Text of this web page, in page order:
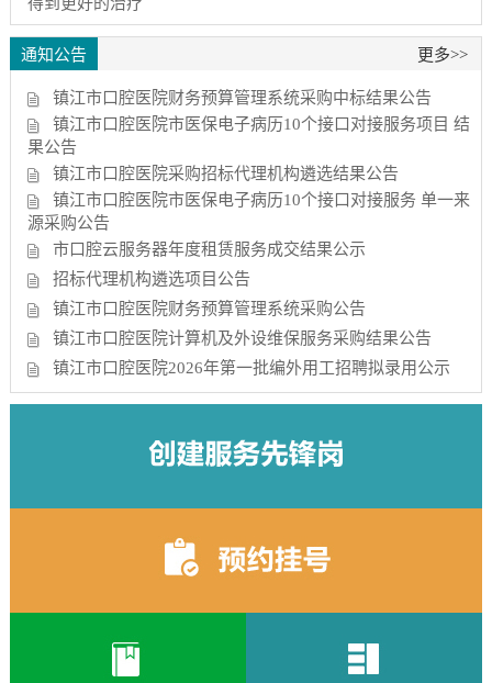
通知公告 更多>>
镇江市口腔医院财务预算管理系统采购中标结果公告
镇江市口腔医院市医保电子病历10个接口对接服务项目 结
果公告
镇江市口腔医院采购招标代理机构遴选结果公告
镇江市口腔医院市医保电子病历10个接口对接服务 单一来
源采购公告
市口腔云服务器年度租赁服务成交结果公示
招标代理机构遴选项目公告
镇江市口腔医院财务预算管理系统采购公告
镇江市口腔医院计算机及外设维保服务采购结果公告
镇江市口腔医院2026年第一批编外用工招聘拟录用公示